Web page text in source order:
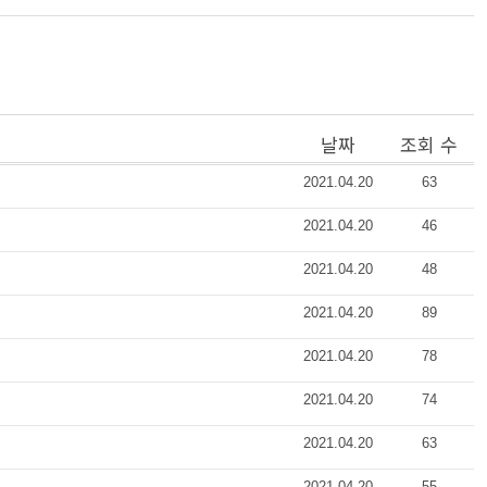
날짜 조회 수
2021.04.20 63
2021.04.20 46
2021.04.20 48
2021.04.20 89
2021.04.20 78
2021.04.20 74
2021.04.20 63